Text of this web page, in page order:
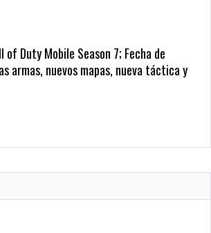
of Duty Mobile Season 7; Fecha de
armas, nuevos mapas, nueva táctica y
Call of Duty 2021 aparentemente ya fue